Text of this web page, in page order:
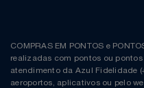
COMPRAS EM PONTOS e
realizadas com pontos ou
atendimento da Azul Fidelidade
aeroportos, aplicativos ou pelo